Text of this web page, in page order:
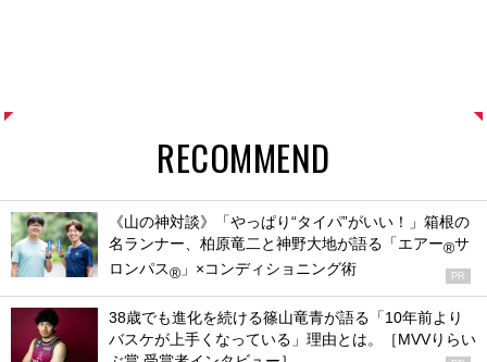
RECOMMEND
《山の神対談》「やっぱり“タイパ”がいい！」箱根の
名ランナー、柏原竜二と神野大地が語る「エアー®サ
ロンパス® 」×コンディショニング術 PR
38歳でも進化を続ける篠山竜青が語る「10年前より
バスケが上手くなっている」理由とは。［MVVりらい